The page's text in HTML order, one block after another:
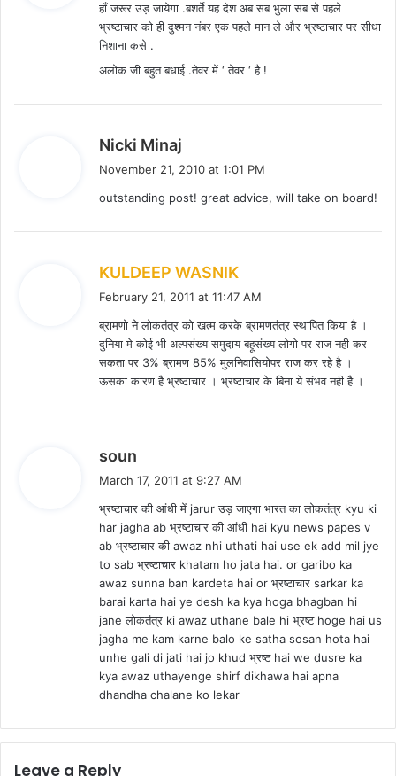
s
:
हाँ जरूर उड़ जायेगा .बशर्ते यह देश अब सब भुला सब से पहले
भ्रष्टाचार को ही दुश्मन नंबर एक पहले मान ले और भ्रष्टाचार पर सीधा
निशाना कसे .
अलोक जी बहुत बधाई .तेवर में ‘ तेवर ‘ है !
Nicki Minaj
a
s
November 21, 2010 at 1:01 PM
outstanding post! great advice, will take on board!
KULDEEP WASNIK
a
s
:
February 21, 2011 at 11:47 AM
ब्रामणो ने लोकतंत्र को खत्म करके ब्रामणतंत्र स्थापित किया है ।
दुनिया मे कोई भी अल्पसंख्य समुदाय बहूसंख्य लोगो पर राज नही कर
सकता पर 3% ब्रामण 85% मुलनिवासियोपर राज कर रहे है ।
ऊसका कारण है भ्रष्टाचार । भ्रष्टाचार के बिना ये संभव नही है ।
soun
a
s
:
March 17, 2011 at 9:27 AM
भ्रष्टाचार की आंधी में jarur उड़ जाएगा भारत का लोकतंत्र kyu ki
har jagha ab भ्रष्टाचार की आंधी hai kyu news papes v
ab भ्रष्टाचार की awaz nhi uthati hai use ek add mil jye
to sab भ्रष्टाचार khatam ho jata hai. or garibo ka
awaz sunna ban kardeta hai or भ्रष्टाचार sarkar ka
barai karta hai ye desh ka kya hoga bhagban hi
jane लोकतंत्र ki awaz uthane bale hi भ्रष्ट hoge hai us
jagha me kam karne balo ke satha sosan hota hai
unhe gali di jati hai jo khud भ्रष्ट hai we dusre ka
kya awaz uthayenge shirf dikhawa hai apna
dhandha chalane ko lekar
Leave a Reply